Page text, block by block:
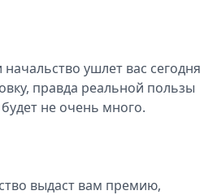
ушлет вас сегодня
правда реальной пользы
не очень много.
выдаст вам премию,